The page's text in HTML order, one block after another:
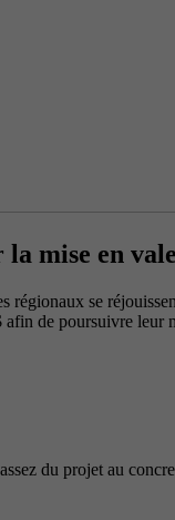
mise en
régionaux se
de poursuivre leur
du projet au